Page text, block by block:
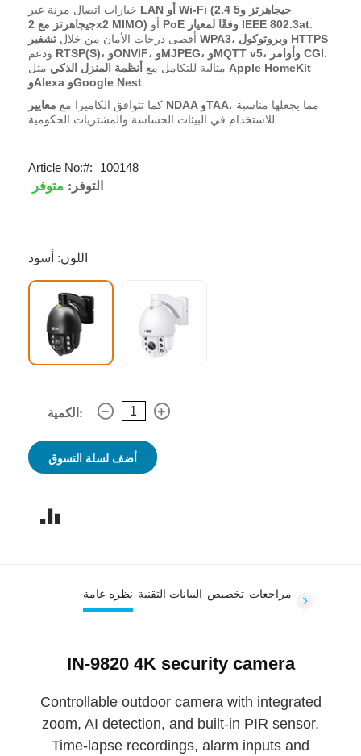
LAN أو Wi-Fi (2.4 جيجاهرتز و5
جيجاهرتز مع 2x2 MIMO)
PoE وفقًا لمعيار IEEE 802.3at
أقصى درجات الأمان من خلال
تشفير WPA3، وبروتوكول HTTPS
RTSP(S)، وONVIF، وMJPEG، وMQTT v5، وأوامر CGI
مثالية للتكامل مع أنظمة المنزل الذكي
Apple HomeKit
وAlexa وGoogle Nest
كما تتوافق الكاميرا مع
معايير NDAA وTAA، مما يجعلها مناسبة
Article No:
100148
التوفر: متوفر
اللون: أسود
الكمية:
أضف لسلة التسوق
نظره عامة البيانات التقنية تخصيص مراجعات
IN-9820 4K security camera
Controllable outdoor camera with integrated
zoom, AI detection, and built-in PIR sensor.
Time-lapse recordings, alarm inputs and